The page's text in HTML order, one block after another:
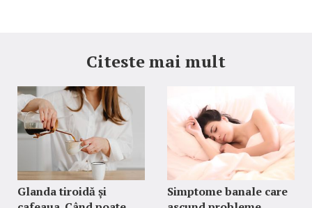
Citeste mai mult
Glanda tiroidă și
Simptome banale care